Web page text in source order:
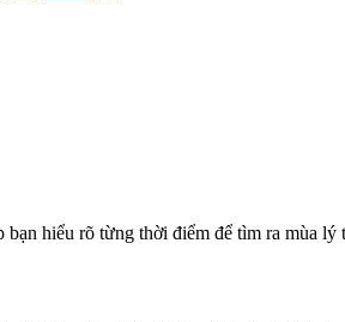
hiểu rõ từng thời điểm để tìm ra mùa